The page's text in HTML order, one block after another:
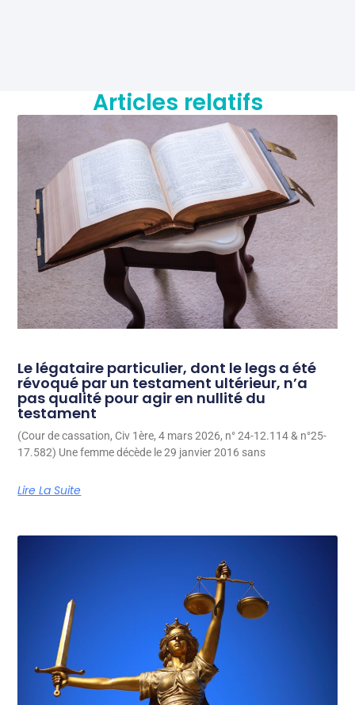
Articles relatifs
Le légataire particulier, dont le legs a été
révoqué par un testament ultérieur, n’a
pas qualité pour agir en nullité du
testament
(Cour de cassation, Civ 1ère, 4 mars 2026, n° 24-12.114 & n°25-
17.582) Une femme décède le 29 janvier 2016 sans
Lire La Suite